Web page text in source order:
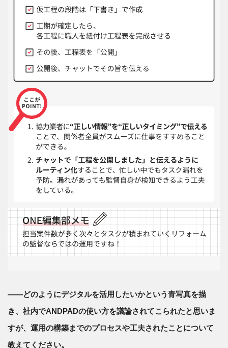
――どのようにデジタルを活用したいかという青写真を描
き、社内でANDPADの使い方を議論されてこられたと思いま
すが、運用の構築までのプロセスや工夫されたことについて
教えてください。